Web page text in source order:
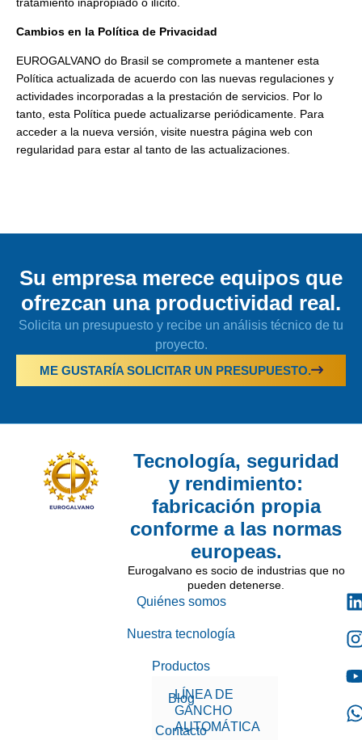
Cambios en la Política de Privacidad
EUROGALVANO do Brasil se compromete a mantener esta
Política actualizada de acuerdo con las nuevas regulaciones y
actividades incorporadas a la prestación de servicios. Por lo
tanto, esta Política puede actualizarse periódicamente. Para
acceder a la nueva versión, visite nuestra página web con
regularidad para estar al tanto de las actualizaciones.
Su empresa merece equipos que
ofrezcan una productividad real.
Solicita un presupuesto y recibe un análisis técnico de tu
proyecto.
ME GUSTARÍA SOLICITAR UN PRESUPUESTO.
Tecnología, seguridad
y rendimiento:
fabricación propia
conforme a las normas
europeas.
Eurogalvano es socio de industrias que no
pueden detenerse.
Quiénes somos
Nuestra tecnología
Productos
LÍNEA DE
GANCHO
AUTOMÁTICA
Blog
Contacto